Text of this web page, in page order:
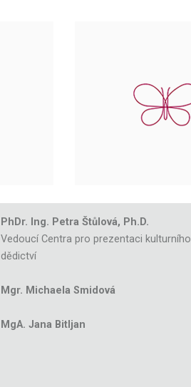
PhDr. Ing. Petra Štůlová, Ph.D.
Vedoucí Centra pro prezentaci kulturního
dědictví
Mgr. Michaela Smidová
MgA. Jana Bitljan